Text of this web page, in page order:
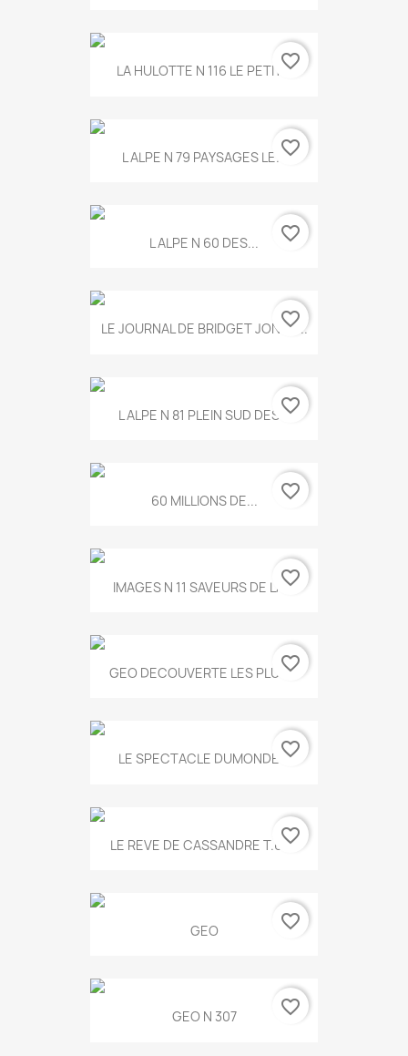
LA HULOTTE N 116 LE PETIT...favorite_border
L ALPE N 79 PAYSAGES LE...favorite_border
L ALPE N 60 DES... favorite_border
LE JOURNAL DE BRIDGET JONES...
favorite_border
L ALPE N 81 PLEIN SUD DES...favorite_border
60 MILLIONS DE... favorite_border
IMAGES N 11 SAVEURS DE LA...
favorite_border
GEO DECOUVERTE LES PLUS...
favorite_border
LE SPECTACLE DUMONDE...favorite_border
LE REVE DE CASSANDRE T.634
favorite_border
GEO favorite_border
GEO N 307 favorite_border